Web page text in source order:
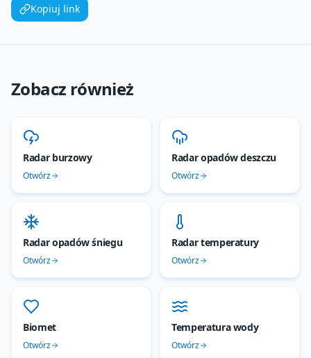
Kopiuj link
Zobacz również
Radar burzowy
Otwórz
Radar opadów deszczu
Otwórz
Radar opadów śniegu
Otwórz
Radar temperatury
Otwórz
Biomet
Otwórz
Temperatura wody
Otwórz